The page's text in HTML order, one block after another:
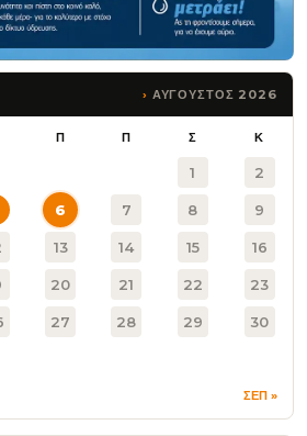
ΑΥΓΟΥΣΤΟΣ 2026
Π Π Σ Κ
1 2
6 7 8 9
13 14 15 16
20 21 22 23
27 28 29 30
ΣΕΠ »